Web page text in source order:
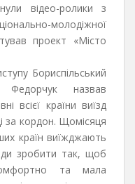
відео-ролики з
молодіжної
проект «Місто
Бориспільський
Федорчук назвав
всієї країни виїзд
за кордон. Щомісяця
країн виїжджають
зробити так, щоб
та мала